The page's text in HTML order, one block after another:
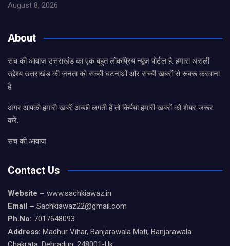
August 8, 2026
About
सच की आवाज़ उत्तराखंड का एक बहुत लोकप्रिय न्यूज़ पोर्टल है. हमारा असली
उद्देश्य उत्तराखंड की जनता को सच्ची घटनाओं और सच्ची ख़बरों से रूबरू करवाना
है.
अगर आपको हमारी खबरें अच्छी लगती हैं तो किर्पया हमारी खबरों को शेयर जरूर
करें.
सच की आवाज
Contact Us
Website – www.sachkiawaz.in
Email – Sachkiawaz22@gmail.com
Ph.No: 7017648093
Address: Madhur Vihar, Banjarawala Mafi, Banjarawala